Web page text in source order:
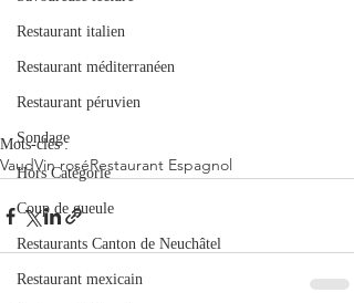
Restaurant italien
Restaurant méditerranéen
Restaurant péruvien
Sondage
Hors Catégorie
Coup de gueule
Restaurants Canton de Neuchâtel
Restaurant mexicain
Mots-clés :
VaudVin roséRestaurant Espagnol